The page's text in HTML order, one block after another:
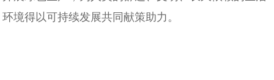
环境得以可持续发展共同献策助力。